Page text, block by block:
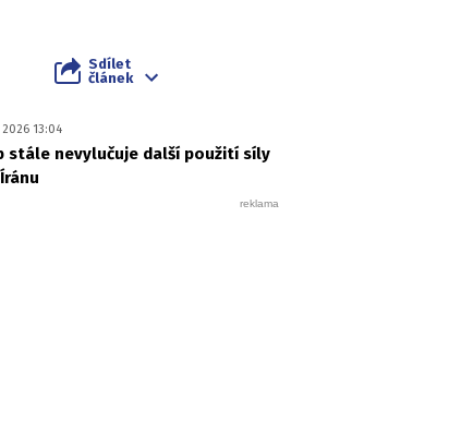
Sdílet
článek
13:04
stále nevylučuje další použití síly